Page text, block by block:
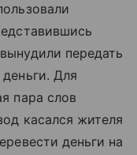
передать
Для
пара слов
касался жителя
деньги на